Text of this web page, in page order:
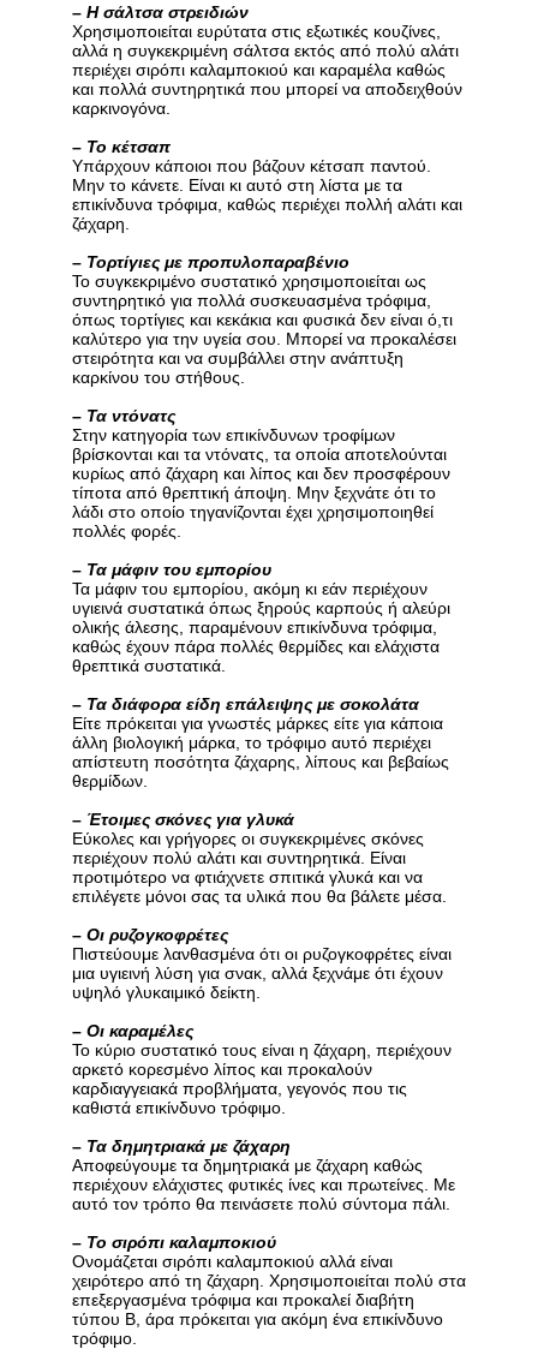
– Η σάλτσα στρειδιών
Χρησιμοποιείται ευρύτατα στις εξωτικές κουζίνες,
αλλά η συγκεκριμένη σάλτσα εκτός από πολύ αλάτι
περιέχει σιρόπι καλαμποκιού και καραμέλα καθώς
και πολλά συντηρητικά που μπορεί να αποδειχθούν
καρκινογόνα.
– Το κέτσαπ
Υπάρχουν κάποιοι που βάζουν κέτσαπ παντού.
Μην το κάνετε. Είναι κι αυτό στη λίστα με τα
επικίνδυνα τρόφιμα, καθώς περιέχει πολλή αλάτι και
ζάχαρη.
– Τορτίγιες με προπυλοπαραβένιο
Το συγκεκριμένο συστατικό χρησιμοποιείται ως
συντηρητικό για πολλά συσκευασμένα τρόφιμα,
όπως τορτίγιες και κεκάκια και φυσικά δεν είναι ό,τι
καλύτερο για την υγεία σου. Μπορεί να προκαλέσει
στειρότητα και να συμβάλλει στην ανάπτυξη
καρκίνου του στήθους.
– Τα ντόνατς
Στην κατηγορία των επικίνδυνων τροφίμων
βρίσκονται και τα ντόνατς, τα οποία αποτελούνται
κυρίως από ζάχαρη και λίπος και δεν προσφέρουν
τίποτα από θρεπτική άποψη. Μην ξεχνάτε ότι το
λάδι στο οποίο τηγανίζονται έχει χρησιμοποιηθεί
πολλές φορές.
– Τα μάφιν του εμπορίου
Τα μάφιν του εμπορίου, ακόμη κι εάν περιέχουν
υγιεινά συστατικά όπως ξηρούς καρπούς ή αλεύρι
ολικής άλεσης, παραμένουν επικίνδυνα τρόφιμα,
καθώς έχουν πάρα πολλές θερμίδες και ελάχιστα
θρεπτικά συστατικά.
– Τα διάφορα είδη επάλειψης με σοκολάτα
Είτε πρόκειται για γνωστές μάρκες είτε για κάποια
άλλη βιολογική μάρκα, το τρόφιμο αυτό περιέχει
απίστευτη ποσότητα ζάχαρης, λίπους και βεβαίως
θερμίδων.
– Έτοιμες σκόνες για γλυκά
Εύκολες και γρήγορες οι συγκεκριμένες σκόνες
περιέχουν πολύ αλάτι και συντηρητικά. Είναι
προτιμότερο να φτιάχνετε σπιτικά γλυκά και να
επιλέγετε μόνοι σας τα υλικά που θα βάλετε μέσα.
– Οι ρυζογκοφρέτες
Πιστεύουμε λανθασμένα ότι οι ρυζογκοφρέτες είναι
μια υγιεινή λύση για σνακ, αλλά ξεχνάμε ότι έχουν
υψηλό γλυκαιμικό δείκτη.
– Οι καραμέλες
Το κύριο συστατικό τους είναι η ζάχαρη, περιέχουν
αρκετό κορεσμένο λίπος και προκαλούν
καρδιαγγειακά προβλήματα, γεγονός που τις
καθιστά επικίνδυνο τρόφιμο.
– Τα δημητριακά με ζάχαρη
Αποφεύγουμε τα δημητριακά με ζάχαρη καθώς
περιέχουν ελάχιστες φυτικές ίνες και πρωτείνες. Με
αυτό τον τρόπο θα πεινάσετε πολύ σύντομα πάλι.
– Το σιρόπι καλαμποκιού
Ονομάζεται σιρόπι καλαμποκιού αλλά είναι
χειρότερο από τη ζάχαρη. Χρησιμοποιείται πολύ στα
επεξεργασμένα τρόφιμα και προκαλεί διαβήτη
τύπου Β, άρα πρόκειται για ακόμη ένα επικίνδυνο
τρόφιμο.